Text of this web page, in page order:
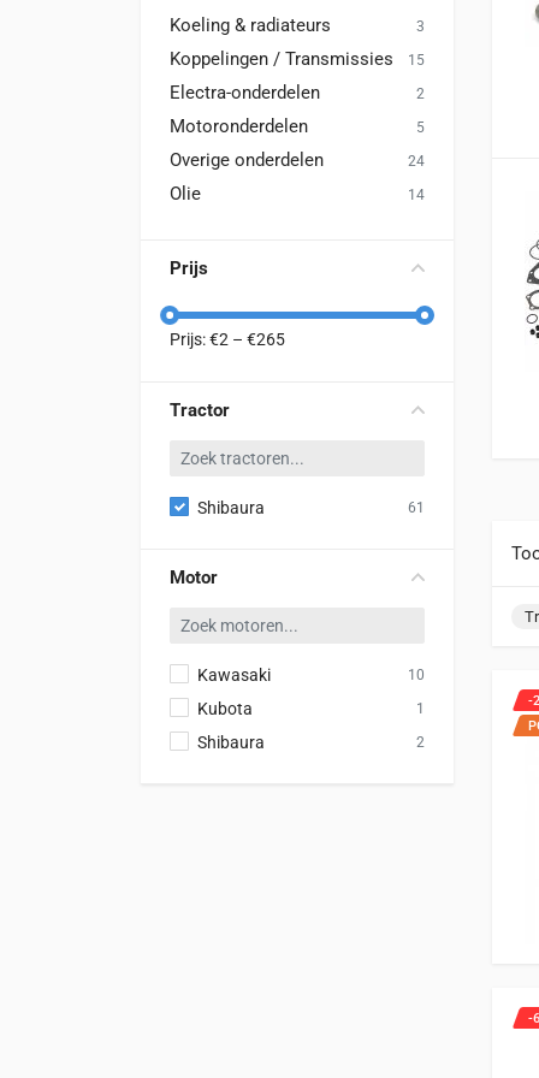
Koeling & radiateurs 3
Koppelingen / Transmissies 15
Electra-onderdelen 2
Motoronderdelen 5
Overige onderdelen 24
Olie 14
Prijs
Prijs: €2 – €265
Tractor
Shibaura 61
Motor
Kawasaki 10
Kubota 1
Shibaura 2
-
-